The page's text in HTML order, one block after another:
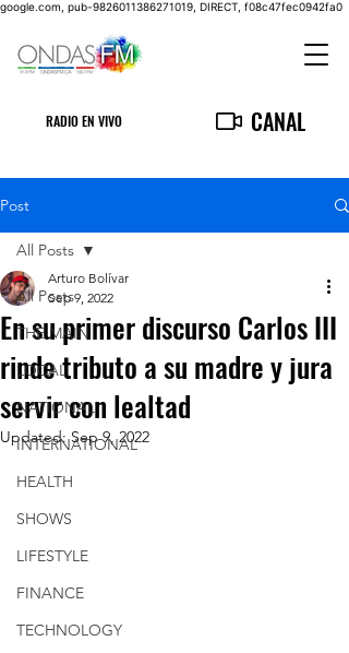
google.com, pub-9826011386271019, DIRECT, f08c47fec0942fa0
RADIO EN VIVO CANAL
Post
All Posts
THE MAIN
LOCAL
NATIONAL
INTERNATIONAL
HEALTH
SHOWS
LIFESTYLE
FINANCE
TECHNOLOGY
All Posts
En su primer discurso Carlos III
rinde tributo a su madre y jura
servir con lealtad
Arturo Bolívar
Sep 9, 2022
Updated:Sep 9, 2022